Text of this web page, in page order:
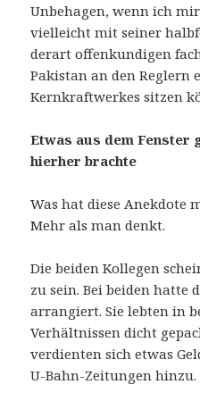
Unbehagen, wenn ich
vielleicht mit seiner
derart offenkundigen
Pakistan an den Reglern
Kernkraftwerkes sitzen
Etwas aus dem Fenster
hierher brachte
Was hat diese Anekdote
Mehr als man denkt.
Die beiden Kollegen
zu sein. Bei beiden hatte
arrangiert. Sie lebten in
Verhältnissen dicht
verdienten sich etwas
U-Bahn-Zeitungen hinzu.